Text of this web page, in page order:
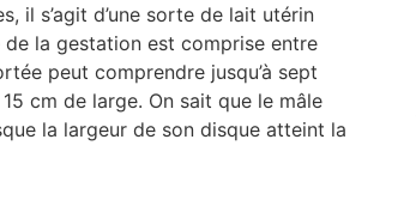
il s’agit d’une sorte de lait utérin
la gestation est comprise entre
peut comprendre jusqu’à sept
cm de large. On sait que le mâle
la largeur de son disque atteint la